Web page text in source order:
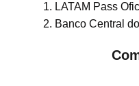
LATAM Pass
Banco Central